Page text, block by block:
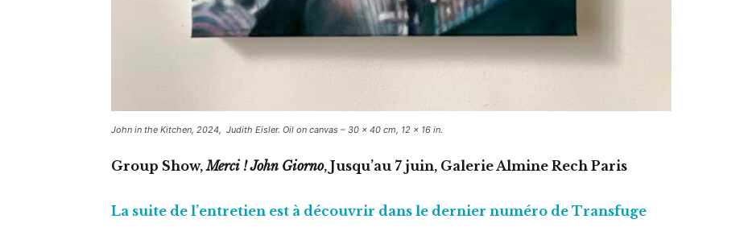
John in the Kitchen, 2024, Judith Eisler. Oil on canvas – 30 x 40 cm, 12 x 16 in.
Group Show,Merci ! John Giorno, Jusqu’au 7 juin, Galerie Almine Rech Paris
La suite de l’entretien est à découvrir dans le dernier numéro de Transfuge